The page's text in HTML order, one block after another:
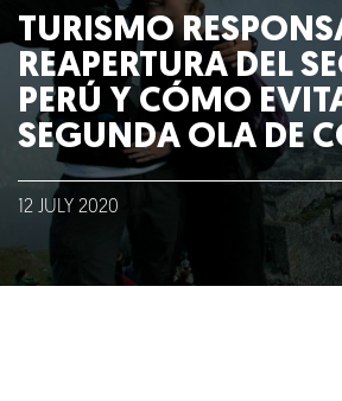
Nosotros
Lo que hacemos
TURISMO
REAPERTURA DEL
PERÚ Y CÓMO
SEGUNDA OLA DE
12 JULY 2020